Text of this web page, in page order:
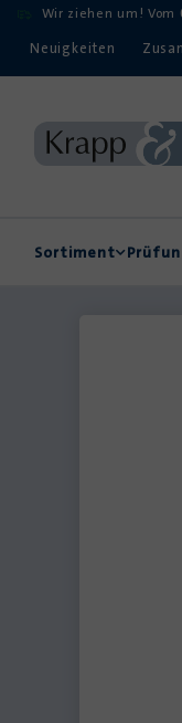
Wir ziehen um! Vom
Neuigkeiten
Sortiment